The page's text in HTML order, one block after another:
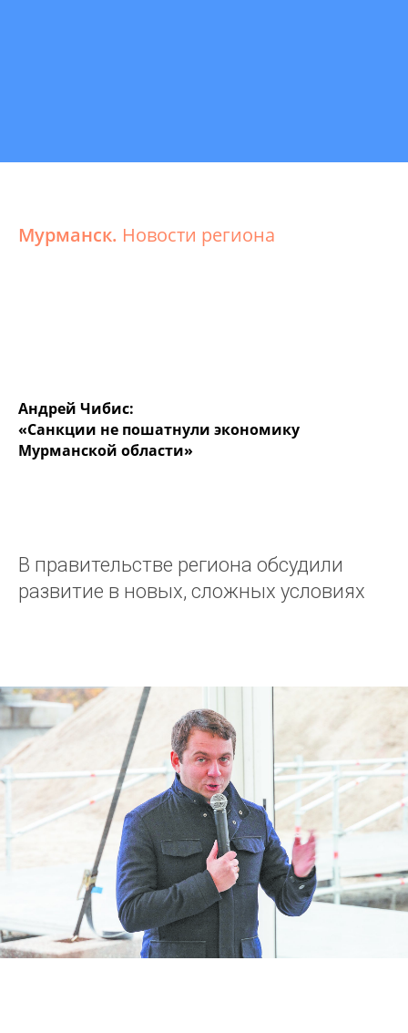
Мурманск. Новости региона
Андрей Чибис:
«Санкции не пошатнули экономику
Мурманской области»
В правительстве региона обсудили
развитие в новых, сложных условиях